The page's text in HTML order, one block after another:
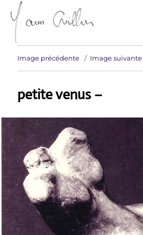
Yann Guillon Sculpteur
Image précédente Image suivante
petite venus –